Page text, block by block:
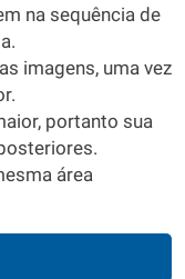
na sequência de
imagens, uma vez
portanto sua
área